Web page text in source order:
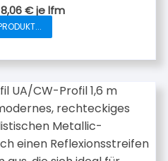
8,06€jelfm
Dieses
weist
mehrere
Varianten
auf.
Die
Optionen